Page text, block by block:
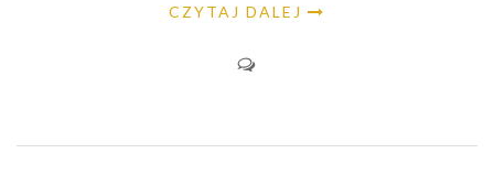
CZYTAJ DALEJ